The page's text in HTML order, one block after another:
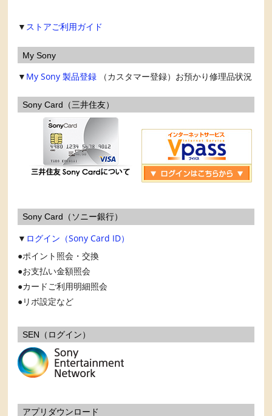
▼ ストアご利用ガイド
My Sony
▼ My Sony 製品登録 （カスタマー登録）お預かり修理品状況
Sony Card（三井住友）
Sony Card（ソニー銀行）
▼ ログイン（Sony Card ID）
ポイント照会・交換
お支払い金額照会
カードご利用明細照会
リボ設定など
SEN（ログイン）
アプリダウンロード